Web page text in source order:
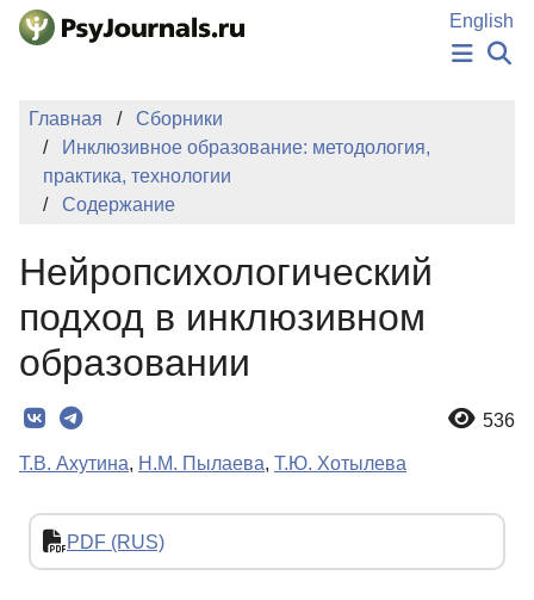
Перейти к основному содержанию
English
НОВОСТИ
Регистрация
Вход
Главная
Сборники
Инклюзивное образование: методология,
практика, технологии
Содержание
Нейропсихологический
подход в инклюзивном
образовании
536
Т.В. Ахутина, Н.М. Пылаева, Т.Ю. Хотылева
PDF (RUS)